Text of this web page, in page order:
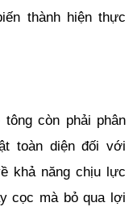
thành hiện thực
còn phải phân
toàn diện đối với
khả năng chịu lực
cọc mà bỏ qua lợi